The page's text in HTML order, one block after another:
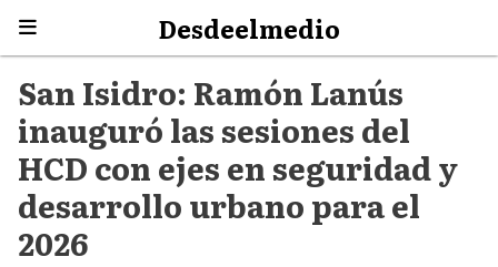
Desdeelmedio
San Isidro: Ramón Lanús
inauguró las sesiones del
HCD con ejes en seguridad y
desarrollo urbano para el
2026